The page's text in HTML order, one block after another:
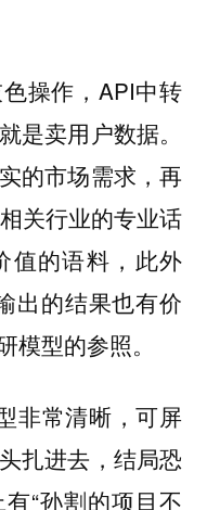
操作，API中转
是卖用户数据。
的市场需求，再
关行业的专业话
值的语料，此外
出的结果也有价
型的参照。
非常清晰，可屏
扎进去，结局恐
“孙割的项目不